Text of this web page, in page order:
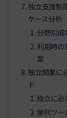
独立支援制
ケース分析
分野別
利用時
案
独立開業に
ド
独立に必
便利ツー